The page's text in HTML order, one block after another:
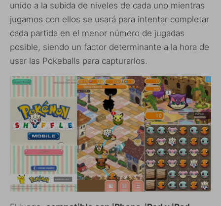
unido a la subida de niveles de cada uno mientras
jugamos con ellos se usará para intentar completar
cada partida en el menor número de jugadas
posible, siendo un factor determinante a la hora de
usar las Pokeballs para capturarlos.